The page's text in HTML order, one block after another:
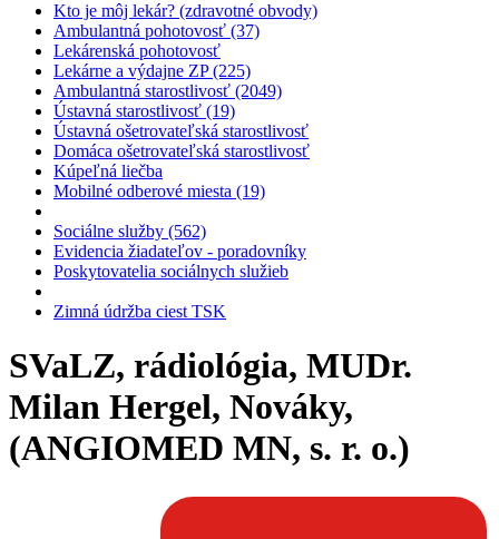
Kto je môj lekár? (zdravotné obvody)
Ambulantná pohotovosť (37)
Lekárenská pohotovosť
Lekárne a výdajne ZP (225)
Ambulantná starostlivosť (2049)
Ústavná starostlivosť (19)
Ústavná ošetrovateľská starostlivosť
Domáca ošetrovateľská starostlivosť
Kúpeľná liečba
Mobilné odberové miesta (19)
Sociálne služby (562)
Evidencia žiadateľov - poradovníky
Poskytovatelia sociálnych služieb
Zimná údržba ciest TSK
SVaLZ, rádiológia, MUDr.
Milan Hergel, Nováky,
(ANGIOMED MN, s. r. o.)